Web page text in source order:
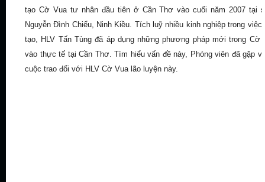
tạo Cờ Vua tư nhân đầu tiên ở Cần Thơ vào cuối năm 2007 tại
Nguyễn Đình Chiểu, Ninh Kiều. Tích luỹ nhiều kinh nghiệp trong việc
tạo, HLV Tấn Tùng đã áp dụng những phương pháp mới trong Cờ
vào thực tế tại Cần Thơ. Tìm hiểu vấn đề này, Phóng viên đã gặp
cuộc trao đổi với HLV Cờ Vua lão luyện này.